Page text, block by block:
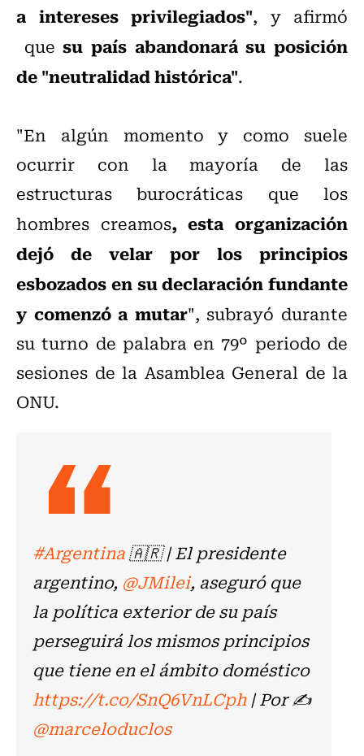
a intereses privilegiados", y afirmó
quesu país abandonará su posición
de "neutralidad histórica".
"En algún momento y como suele
ocurrir con la mayoría de las
estructuras burocráticas que los
hombres creamos, esta organización
dejó de velar por los principios
esbozados en su declaración fundante
y comenzó a mutar", subrayó durante
su turno de palabra en 79º periodo de
sesiones de la Asamblea General de la
ONU.
#Argentina🇦🇷 | El presidente
argentino, @JMilei, aseguró que
la política exterior de su país
perseguirá los mismos principios
que tiene en el ámbito doméstico
https://t.co/SnQ6VnLCph| Por ✍️
@marceloduclos